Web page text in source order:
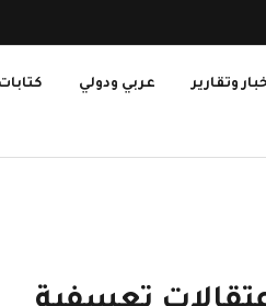
وتقارير عربي ودولي